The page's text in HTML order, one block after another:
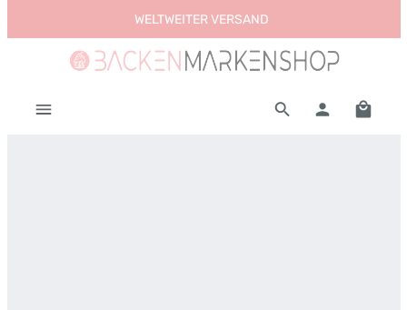
Zum Hauptinhalt springenWELTWEITER VERSAND